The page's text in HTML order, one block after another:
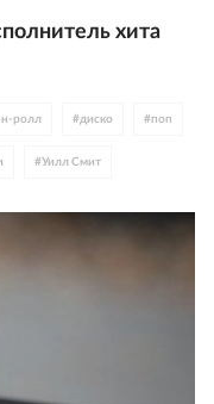
хита
ролл #диско #поп
#Уилл Смит